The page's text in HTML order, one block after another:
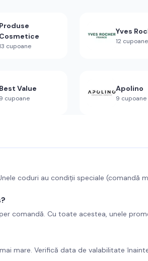
Produse
Cosmetice
cupoane
Yves
12 cupoane
Best Value
9 cupoane
Apolino
9 cupoane
coduri au condiții speciale (comandă
comandă. Cu toate acestea, unele
mare. Verifică data de valabilitate